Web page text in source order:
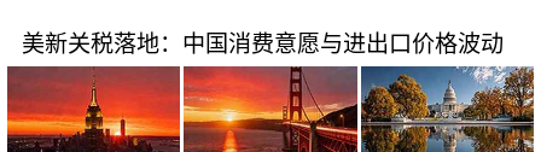
美新关税落地：中国消费意愿与进出口价格波动